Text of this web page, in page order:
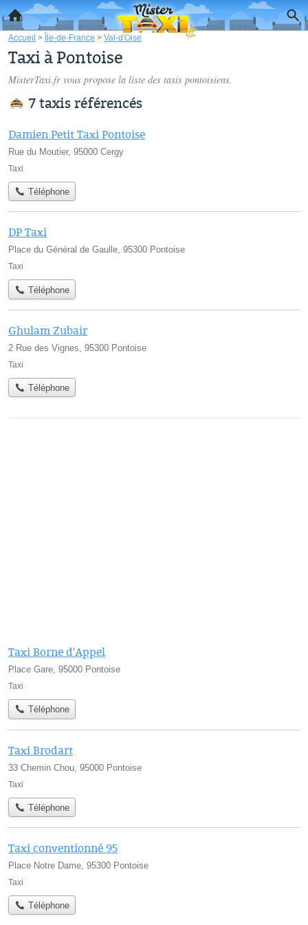
Accueil > Île-de-France > Val-d'Oise
Taxi à Pontoise
MisterTaxi.fr vous propose la liste des taxis pontoisiens.
7 taxis référencés
Damien Petit Taxi Pontoise
Rue du Moutier, 95000 Cergy
Taxi
Téléphone
DP Taxi
Place du Général de Gaulle, 95300 Pontoise
Taxi
Téléphone
Ghulam Zubair
2 Rue des Vignes, 95300 Pontoise
Taxi
Téléphone
Taxi Borne d'Appel
Place Gare, 95000 Pontoise
Taxi
Téléphone
Taxi Brodart
33 Chemin Chou, 95000 Pontoise
Taxi
Téléphone
Taxi conventionné 95
Place Notre Dame, 95300 Pontoise
Taxi
Téléphone